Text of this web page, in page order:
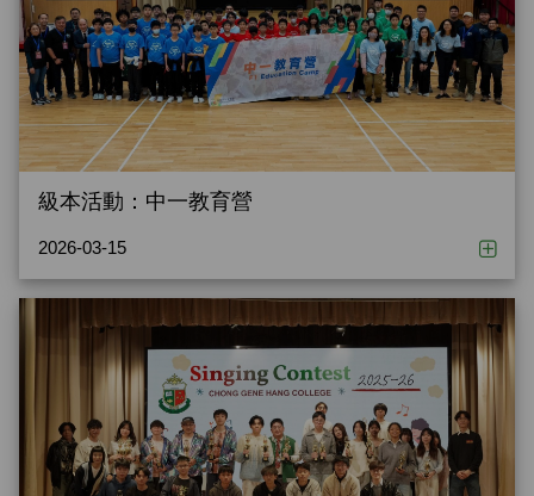
級本活動：中一教育營
2026-03-15